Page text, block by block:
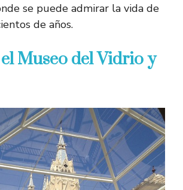
se puede admirar la vida de
de años.
Museo del Vidrio y